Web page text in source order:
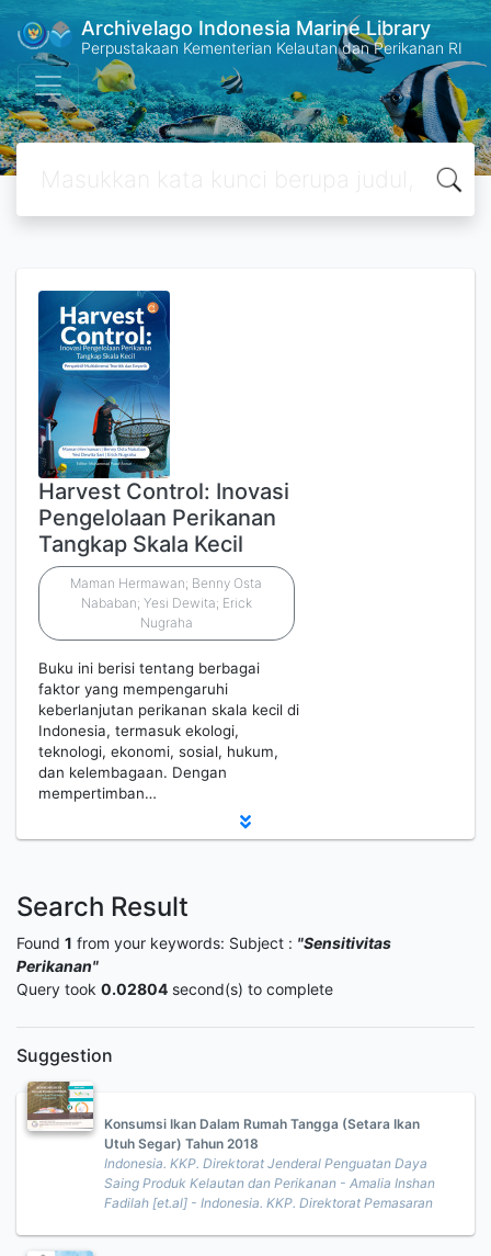
Archivelago Indonesia Marine Library
Perpustakaan Kementerian Kelautan dan Perikanan RI
Harvest Control: Inovasi
Pengelolaan Perikanan
Tangkap Skala Kecil
Maman Hermawan; Benny Osta
Nababan; Yesi Dewita; Erick
Nugraha
Buku ini berisi tentang berbagai
faktor yang mempengaruhi
keberlanjutan perikanan skala kecil di
Indonesia, termasuk ekologi,
teknologi, ekonomi, sosial, hukum,
dan kelembagaan. Dengan
mempertimban…
Search Result
Found 1 from your keywords: Subject : "Sensitivitas
Perikanan"
Query took 0.02804 second(s) to complete
Suggestion
Konsumsi Ikan Dalam Rumah Tangga (Setara Ikan
Utuh Segar) Tahun 2018
Indonesia. KKP. Direktorat Jenderal Penguatan Daya
Saing Produk Kelautan dan Perikanan - Amalia Inshan
Fadilah [et.al] - Indonesia. KKP. Direktorat Pemasaran